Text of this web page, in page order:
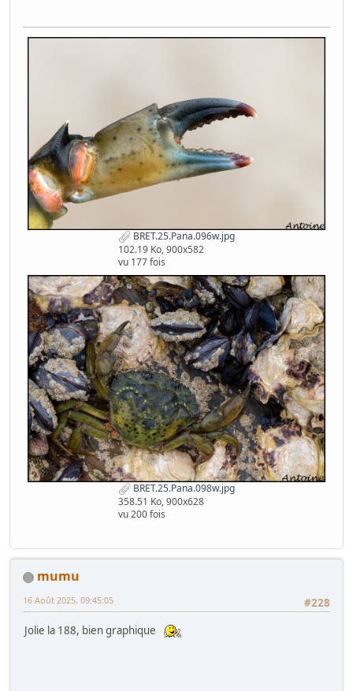
BRET.25.Pana.096w.jpg
102.19 Ko, 900x582
vu 177 fois
BRET.25.Pana.098w.jpg
358.51 Ko, 900x628
vu 200 fois
mumu
#228
16 Août 2025, 09:45:05
Jolie la 188, bien graphique